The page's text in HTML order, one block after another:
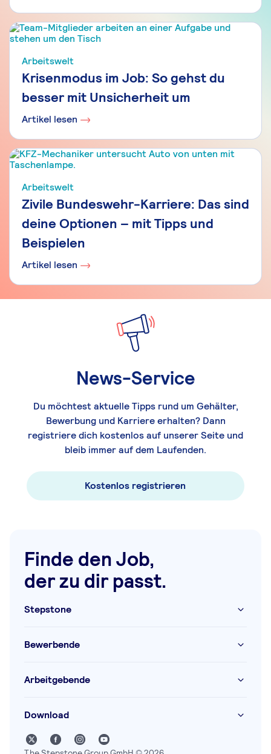
Arbeitswelt
Krisenmodus im Job: So gehst du
besser mit Unsicherheit um
Artikel lesen
Arbeitswelt
Zivile Bundeswehr-Karriere: Das sind
deine Optionen – mit Tipps und
Beispielen
Artikel lesen
News-Service
Du möchtest aktuelle Tipps rund um Gehälter,
Bewerbung und Karriere erhalten? Dann
registriere dich kostenlos auf unserer Seite und
bleib immer auf dem Laufenden.
Kostenlos registrieren
Finde den Job,
der zu dir passt.
Stepstone
Bewerbende
Arbeitgebende
Download